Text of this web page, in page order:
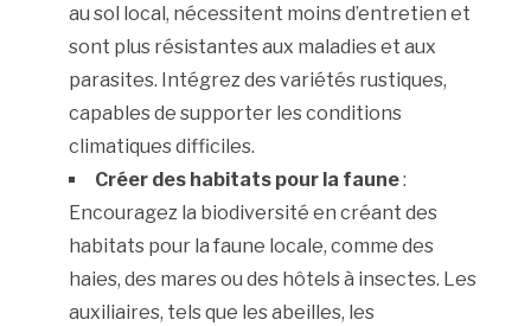
au sol local, nécessitent moins d’entretien et
sont plus résistantes aux maladies et aux
parasites. Intégrez des variétés rustiques,
capables de supporter les conditions
climatiques difficiles.
Créer des habitats pour la faune:
Encouragez la biodiversité en créant des
habitats pour la faune locale, comme des
haies, des mares ou des hôtels à insectes. Les
auxiliaires, tels que les abeilles, les